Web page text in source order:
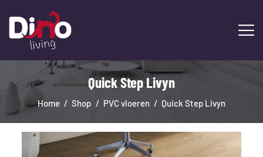
HOME
LAMINAAT
TRAPRENOVATIE
Quick Step Livyn
Home Shop PVC vloeren Quick Step Livyn